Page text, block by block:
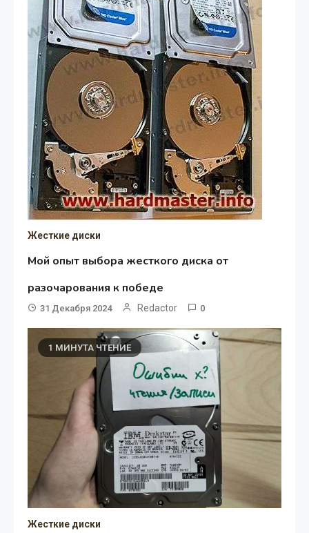
Жесткие диски
Мой опыт выбора жесткого диска от
разочарования к победе
31 Декабря 2024 Redactor 0
1 МИНУТА ЧТЕНИЕ
Жесткие диски